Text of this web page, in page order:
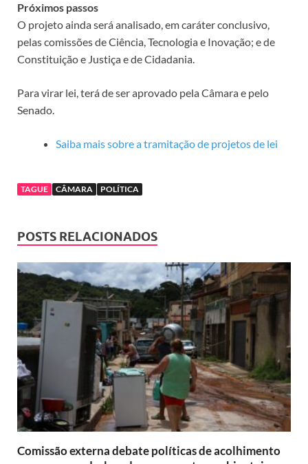
Próximos passos
O projeto ainda será analisado, emcaráter conclusivo,
pelas comissões de Ciência, Tecnologia e Inovação; e de
Constituição e Justiça e de Cidadania.
Para virar lei, terá de ser aprovado pela Câmara e pelo
Senado.
Saiba mais sobre a tramitação de projetos de lei
TAGUE CÂMARA POLÍTICA
POSTS RELACIONADOS
Comissão externa debate políticas de acolhimento